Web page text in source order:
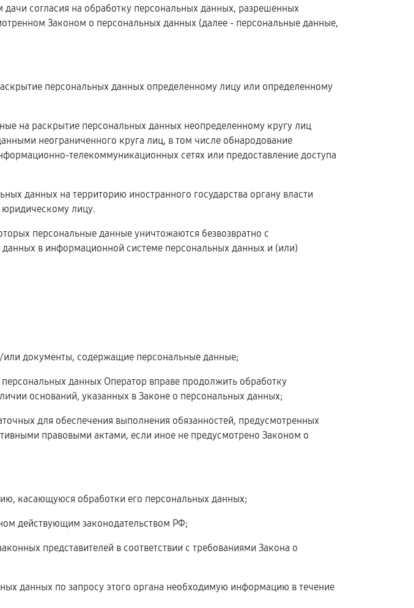
согласия на обработку персональных данных, разрешенных
Законом о персональных данных (далее - персональные данные,
персональных данных определенному лицу или определенному
на раскрытие персональных данных неопределенному кругу лиц
неограниченного круга лиц, в том числе обнародование
телекоммуникационных сетях или предоставление доступа
данных на территорию иностранного государства органу власти
юридическому лицу.
персональные данные уничтожаются безвозвратно с
в информационной системе персональных данных и (или)
документы, содержащие персональные данные;
данных Оператор вправе продолжить обработку
оснований, указанных в Законе о персональных данных;
для обеспечения выполнения обязанностей, предусмотренных
правовыми актами, если иное не предусмотрено Законом о
касающуюся обработки его персональных данных;
действующим законодательством РФ;
представителей в соответствии с требованиями Закона о
данных по запросу этого органа необходимую информацию в течение